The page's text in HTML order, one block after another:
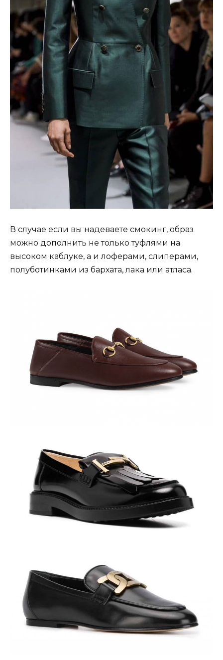
В случае если вы надеваете смокинг, образ
можно дополнить не только туфлями на
высоком каблуке, а и лоферами, слиперами,
полуботинками из бархата, лака или атласа.